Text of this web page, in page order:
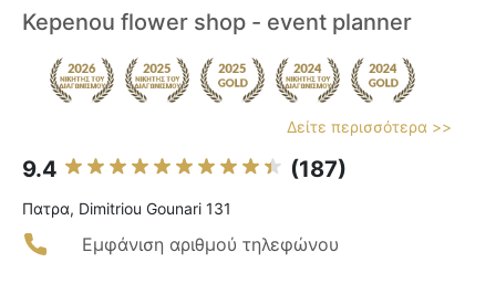
Kepenou flower shop - event planner
Δείτε περισσότερα >>
9.4 (187)
Πατρα, Dimitriou Gounari 131
Εμφάνιση αριθμού τηλεφώνου